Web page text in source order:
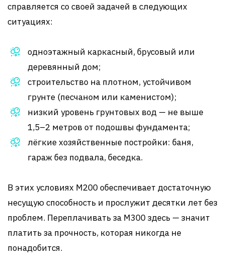
справляется со своей задачей в следующих
ситуациях:
одноэтажный каркасный, брусовый или
деревянный дом;
строительство на плотном, устойчивом
грунте (песчаном или каменистом);
низкий уровень грунтовых вод — не выше
1,5–2 метров от подошвы фундамента;
лёгкие хозяйственные постройки: баня,
гараж без подвала, беседка.
В этих условиях М200 обеспечивает достаточную
несущую способность и прослужит десятки лет без
проблем. Переплачивать за М300 здесь — значит
платить за прочность, которая никогда не
понадобится.